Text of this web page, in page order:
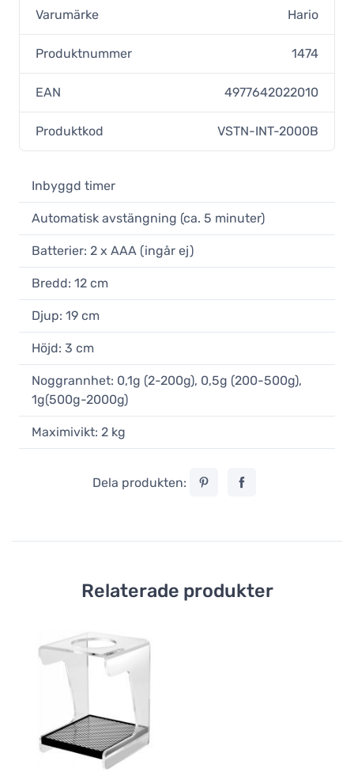
Varumärke Hario
Produktnummer 1474
EAN 4977642022010
Produktkod VSTN-INT-2000B
Inbyggd timer
Automatisk avstängning (ca. 5 minuter)
Batterier: 2 x AAA (ingår ej)
Bredd: 12 cm
Djup: 19 cm
Höjd: 3 cm
Noggrannhet: 0,1g (2-200g), 0,5g (200-500g),
1g(500g-2000g)
Maximivikt: 2 kg
Dela produkten:
Relaterade produkter